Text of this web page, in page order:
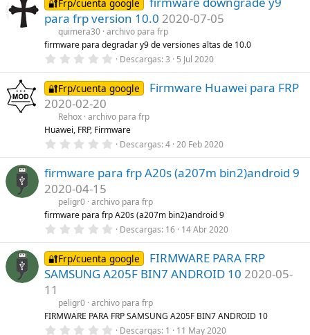
(
s
)
e
s
t
r
e
l
a
(
s
🔐Frp/cuenta google
para frp version 10.0 2020-07-05
quimera30 archivo para frp
firmware para degradar y9 de versiones altas de 10.0
0
0
0
e
t
r
e
l
(
Descargas 3 5 Jul 2020
🔐Frp/cuenta google
Firmware Huawei para FRP
2020-02-20
Rehox archivo para frp
Huawei, FRP, Firmware
0
0
0
e
t
r
e
l
a
(
s
)
Descargas 4 20 Feb 2020
firmware para frp A20s (a207m bin2)android 9
2020-04-15
peligr0 archivo para frp
firmware para frp A20s (a207m bin2)android 9
0
0
0
e
s
e
l
Descargas 16 14 Abr 2020
🔐Frp/cuenta google
FIRMWARE PARA FRP
SAMSUNG A205F BIN7 ANDROID 10 2020-05-
11
peligr0 archivo para frp
FIRMWARE PARA FRP SAMSUNG A205F BIN7 ANDROID 10
0 Descargas 1 11 May 2020